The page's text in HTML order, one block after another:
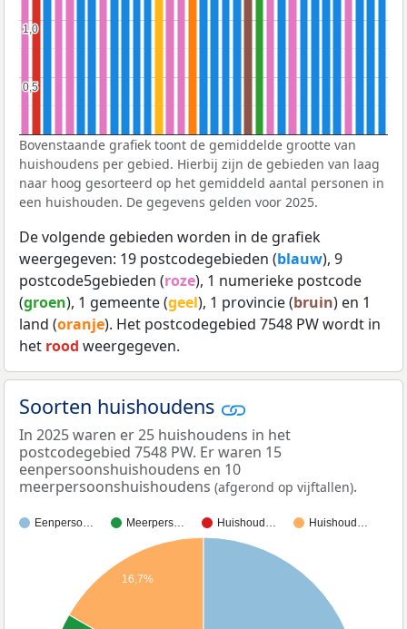
0,5
0,5
1,0
1,0
Bovenstaande grafiek toont de gemiddelde grootte van
huishoudens per gebied. Hierbij zijn de gebieden van laag
naar hoog gesorteerd op het gemiddeld aantal personen in
een huishouden. De gegevens gelden voor 2025.
De volgende gebieden worden in de grafiek
weergegeven: 19 postcodegebieden (blauw), 9
postcode5gebieden (roze), 1 numerieke postcode
(groen), 1 gemeente (geel), 1 provincie (bruin) en 1
land (oranje). Het postcodegebied 7548 PW wordt in
het rood weergegeven.
Soorten huishoudens
In 2025 waren er 25 huishoudens in het
postcodegebied 7548 PW. Er waren 15
eenpersoonshuishoudens en 10
meerpersoonshuishoudens (afgerond op vijftallen).
Eenperso… Meerpers… Huishoud… Huishoud…
16,7%